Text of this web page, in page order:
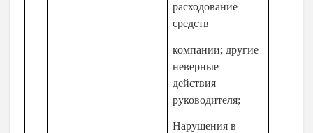
расходование
средств
компании; другие
неверные
действия
руководителя;
Нарушения в